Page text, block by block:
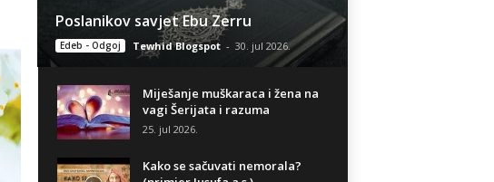
Poslanikov savjet Ebu Zerru
Edeb - Odgoj Tewhid Blogspot - 30. jul 2026.
Miješanje muškaraca i žena na
vagi Šerijata i razuma
25. jul 2026.
Kako se sačuvati nemorala?